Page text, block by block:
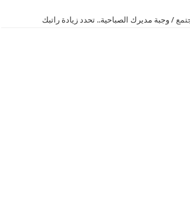
/ وجبة مديرك الصباحية.. تحدد زيادة راتبك